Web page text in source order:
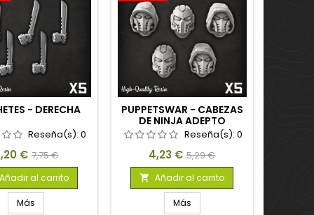
- DERECHA
Reseña(s):0
€ Precio
base
7,75 €
Añadir al carrito
Más
PUPPETSWAR - CABEZAS
DE NINJA ADEPTO
Reseña(s): 0
Precio
4,23 € Precio
base
5,29 €
 Añadir al carrito
Más